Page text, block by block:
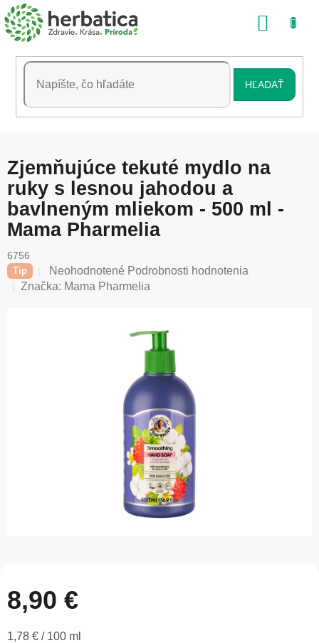
Prejsť
na
obsah
HĽADAŤ
Zjemňujúce tekuté mydlo na
ruky s lesnou jahodou a
bavlneným mliekom - 500 ml -
Mama Pharmelia
6756
Tip
Priemerné
hodnotenie
Neohodnotené Podrobnosti hodnotenia
Značka: Mama Pharmelia
8,90 €
Jednotková
1,78 € / 100 ml